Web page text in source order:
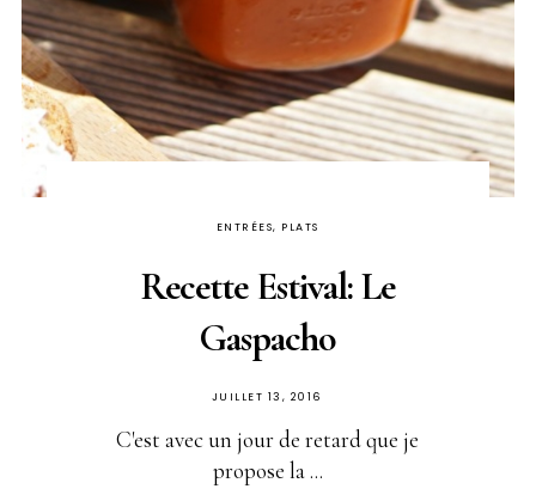
ENTRÉES, PLATS
Recette Estival: Le
Gaspacho
PUBLIÉ
JUILLET 13, 2016
C'est avec un jour de retard que je
propose la ...